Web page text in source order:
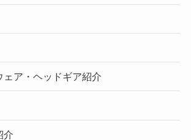
ェア・ヘッドギア紹介
介